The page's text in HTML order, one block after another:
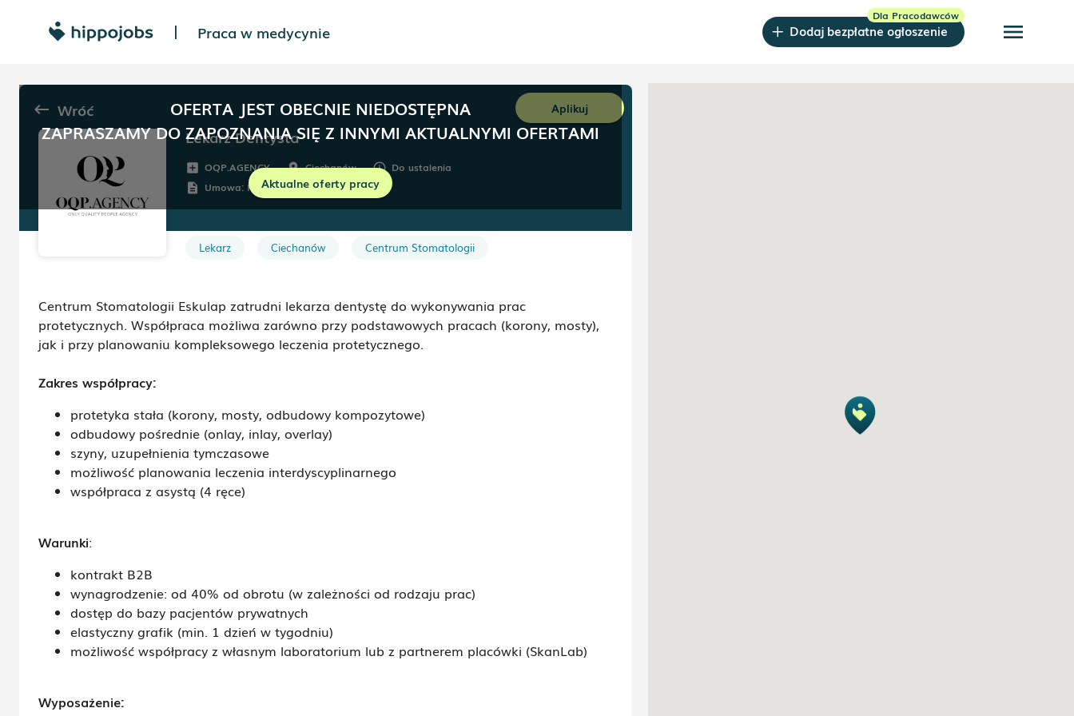
| Praca w medycynie Dodaj bezpłatne ogłoszenie menu
OFERTA JEST OBECNIE NIEDOSTĘPNA
ZAPRASZAMY DO ZAPOZNANIA SIĘ Z INNYMI AKTUALNYMI OFERTAMI
Aktualne oferty pracy
keyboard_backspace Wróć Aplikuj
Lekarz Dentysta
add_box OQP.AGENCY room Ciechanów schedule Do ustalenia
description Umowa: Kontrakt (B2B)
Lekarz Ciechanów Centrum Stomatologii
Centrum Stomatologii Eskulap zatrudni lekarza dentystę do wykonywania prac
protetycznych. Współpraca możliwa zarówno przy podstawowych pracach (korony, mosty),
jak i przy planowaniu kompleksowego leczenia protetycznego.
Zakres współpracy:
protetyka stała (korony, mosty, odbudowy kompozytowe)
odbudowy pośrednie (onlay, inlay, overlay)
szyny, uzupełnienia tymczasowe
możliwość planowania leczenia interdyscyplinarnego
współpraca z asystą (4 ręce)
Warunki:
kontrakt B2B
wynagrodzenie: od 40% od obrotu (w zależności od rodzaju prac)
dostęp do bazy pacjentów prywatnych
elastyczny grafik (min. 1 dzień w tygodniu)
możliwość współpracy z własnym laboratorium lub z partnerem placówki (SkanLab)
Wyposażenie: